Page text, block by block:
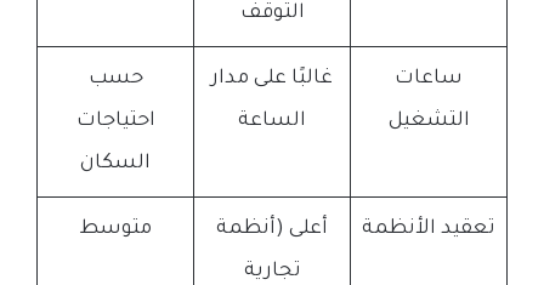
التوقف
ساعات
التشغيل
غالبًا على مدار
الساعة
حسب
احتياجات
السكان
تعقيد الأنظمة
أعلى (أنظمة
تجارية
متوسط